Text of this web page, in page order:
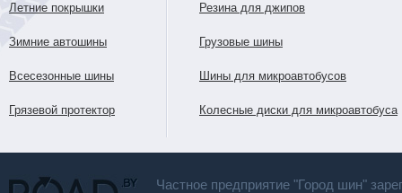
Летние покрышки
Зимние автошины
Всесезонные шины
Грязевой протектор
Резина для джипов
Грузовые шины
Шины для микроавтобусов
Колесные диски для микроавтобуса
Частное предприятие "Город шин"